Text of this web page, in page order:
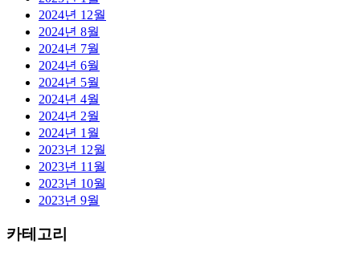
2024년 12월
2024년 8월
2024년 7월
2024년 6월
2024년 5월
2024년 4월
2024년 2월
2024년 1월
2023년 12월
2023년 11월
2023년 10월
2023년 9월
카테고리